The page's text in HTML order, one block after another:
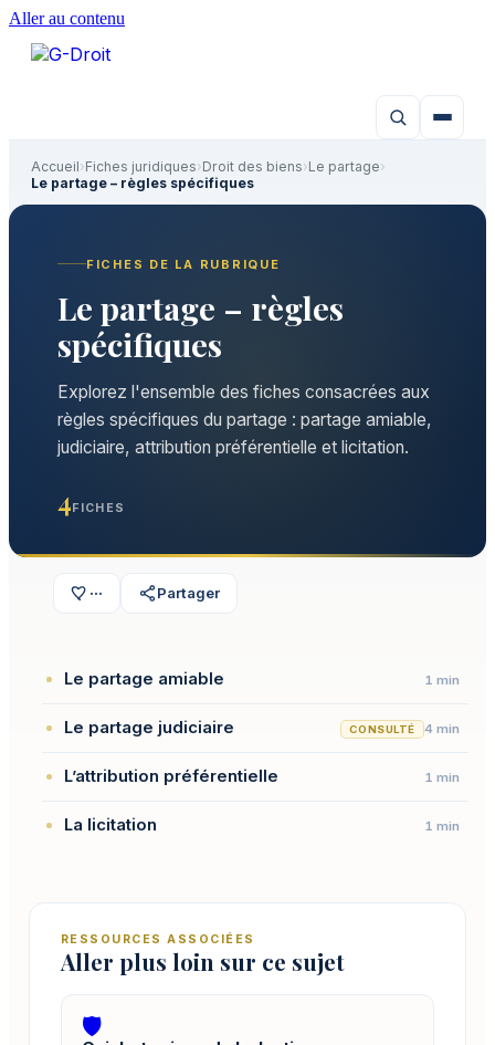
Aller au contenu
Accueil›Fiches juridiques›Droit des biens›Le partage›
Le partage – règles spécifiques
FICHES DE LA RUBRIQUE
Le partage – règles
spécifiques
Explorez l'ensemble des fiches consacrées aux
règles spécifiques du partage : partage amiable,
judiciaire, attribution préférentielle et licitation.
4FICHES
··· Partager
Le partage amiable 1 min
Le partage judiciaire CONSULTÉ 4 min
L’attribution préférentielle 1 min
La licitation 1 min
RESSOURCES ASSOCIÉES
Aller plus loin sur ce sujet
🛡️